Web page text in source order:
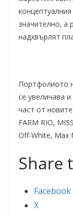
значително, а
надхвърлят
Портфолиото
се увеличава
част от
FARM RIO,
Off-White, Max
Share
Facebook
X